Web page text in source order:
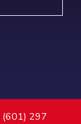
(601) 297